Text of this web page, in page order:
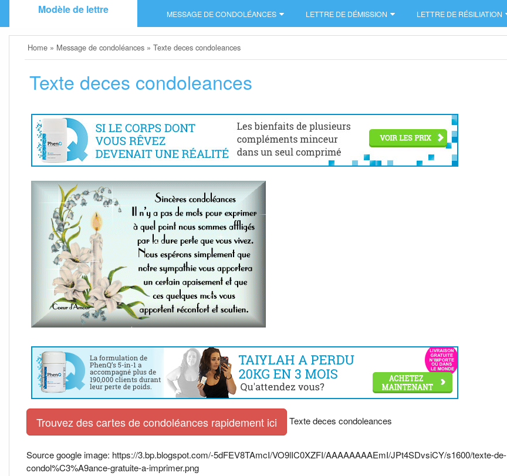
Modèle de lettre MESSAGE DE CONDOLÉANCES LETTRE DE DÉMISSION LETTRE DE RÉSILIATION
Home » Message de condoléances »Texte deces condoleances
Texte deces condoleances
Trouvez des cartes de condoléances rapidement ici Texte deces condoleances
Source google image: https://3.bp.blogspot.com/-5dFEV8TAmcI/VO9lIC0XZFI/AAAAAAAAEmI/JPt4SDvsiCY/s1600/texte-de-
condol%C3%A9ance-gratuite-a-imprimer.png